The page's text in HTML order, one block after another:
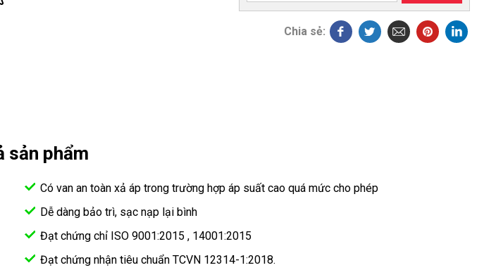
Chia sẻ:
sản phẩm
Có van an toàn xả áp trong trường hợp áp suất cao quá mức cho phép
Dễ dàng bảo trì, sạc nạp lại bình
Đạt chứng chỉ ISO 9001:2015 , 14001:2015
Đạt chứng nhận tiêu chuẩn TCVN 12314-1:2018.